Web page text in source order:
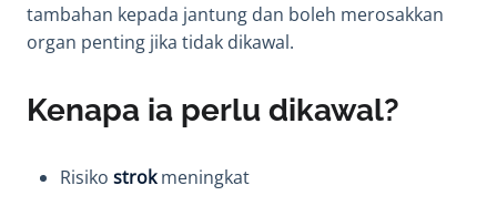
tambahan kepada jantung dan boleh merosakkan
organ penting jika tidak dikawal.
Kenapa ia perlu dikawal?
Risiko strokmeningkat